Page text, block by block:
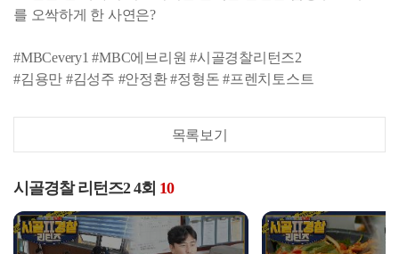
를 오싹하게 한 사연은?
#MBCevery1 #MBC에브리원 #시골경찰리턴즈2
#김용만 #김성주 #안정환 #정형돈 #프렌치토스트
목록보기
시골경찰 리턴즈2 4회 10